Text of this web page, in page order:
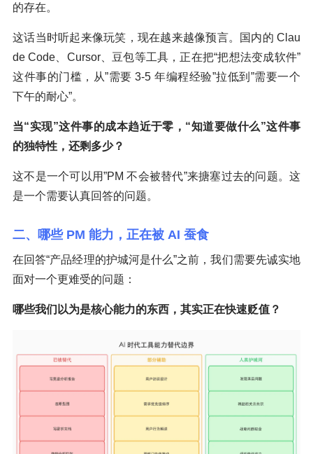
的存在。
这话当时听起来像玩笑，现在越来越像预言。国内的 Clau
de Code、Cursor、豆包等工具，正在把“把想法变成软件”
这件事的门槛，从”需要 3-5 年编程经验”拉低到”需要一个
下午的耐心”。
当“实现”这件事的成本趋近于零，“知道要做什么”这件事
的独特性，还剩多少？
这不是一个可以用”PM 不会被替代”来搪塞过去的问题。这
是一个需要认真回答的问题。
二、哪些 PM 能力，正在被 AI 蚕食
在回答“产品经理的护城河是什么”之前，我们需要先诚实地
面对一个更难受的问题：
哪些我们以为是核心能力的东西，其实正在快速贬值？